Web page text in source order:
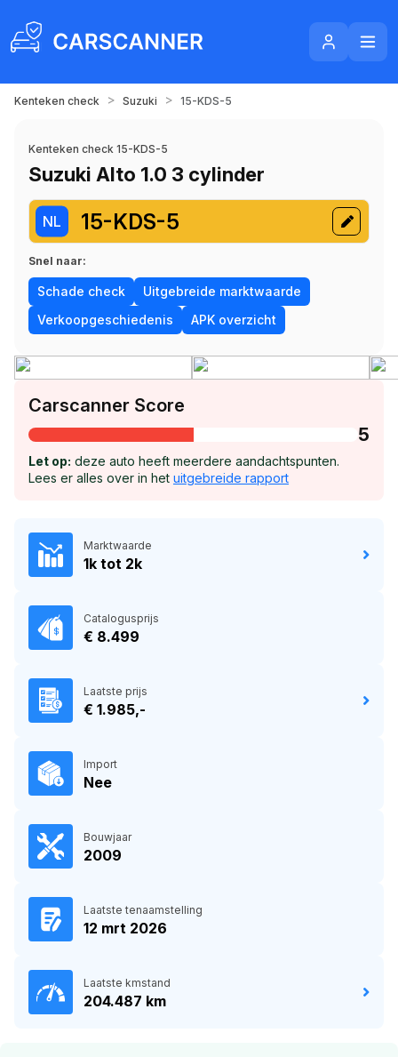
Kenteken check > Suzuki > 15-KDS-5
Kenteken check 15-KDS-5
Suzuki Alto 1.0 3 cylinder
NL 15-KDS-5
Snel naar:
Schade check
Uitgebreide marktwaarde
Verkoopgeschiedenis
APK overzicht
Carscanner Score
5
Let op: deze auto heeft meerdere aandachtspunten.
Lees er alles over in het uitgebreide rapport
Marktwaarde
1k tot 2k
Catalogusprijs
€ 8.499
Laatste prijs
€ 1.985,-
Import
Nee
Bouwjaar
2009
Laatste tenaamstelling
12 mrt 2026
Laatste kmstand
204.487 km